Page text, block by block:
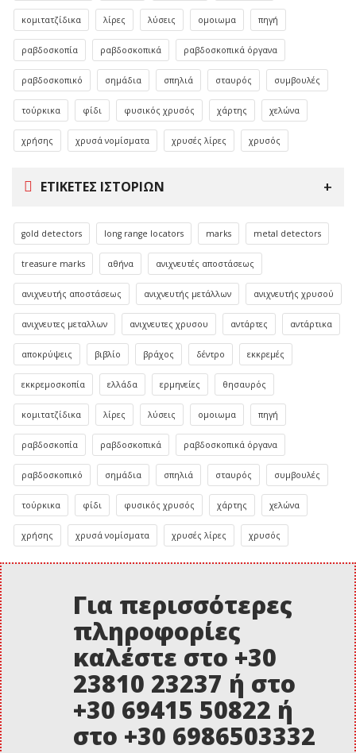
κομιτατζίδικα λίρες λύσεις ομοιωμα πηγή
ραβδοσκοπία ραβδοσκοπικά ραβδοσκοπικά όργανα
ραβδοσκοπικό σημάδια σπηλιά σταυρός συμβουλές
τούρκικα φίδι φυσικός χρυσός χάρτης χελώνα
χρήσης χρυσά νομίσματα χρυσές λίρες χρυσός
ΕΤΙΚΈΤΕΣ ΙΣΤΟΡΙΏΝ
gold detectors long range locators marks metal detectors
treasure marks αθήνα ανιχνευτές αποστάσεως
ανιχνευτής αποστάσεως ανιχνευτής μετάλλων ανιχνευτής χρυσού
ανιχνευτες μεταλλων ανιχνευτες χρυσου αντάρτες αντάρτικα
αποκρύψεις βιβλίο βράχος δέντρο εκκρεμές
εκκρεμοσκοπία ελλάδα ερμηνείες θησαυρός
κομιτατζίδικα λίρες λύσεις ομοιωμα πηγή
ραβδοσκοπία ραβδοσκοπικά ραβδοσκοπικά όργανα
ραβδοσκοπικό σημάδια σπηλιά σταυρός συμβουλές
τούρκικα φίδι φυσικός χρυσός χάρτης χελώνα
χρήσης χρυσά νομίσματα χρυσές λίρες χρυσός
Για περισσότερες
πληροφορίες
καλέστε στο +30
23810 23237 ή στο
+30 69415 50822 ή
στο +30 6986503332